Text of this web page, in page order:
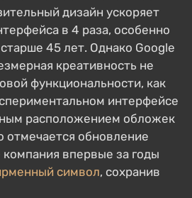
дизайн ускоряет
в 4 раза, особенно
45 лет. Однако Google
креативность не
функциональности, как
интерфейсе
расположением обложек
отмечается обновление
впервые за годы
символ, сохранив